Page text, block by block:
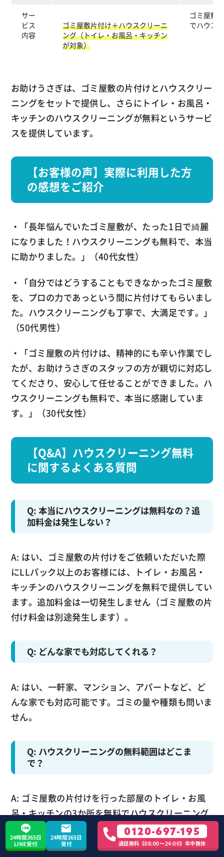
サー
ビス
内容
ゴミ屋敷片付け＋ハウスクリーニ
ング（トイレ・お風呂・キッチン
が対象）
ゴミ屋敷
でハウス
お助けうさぎは、ゴミ屋敷の片付けとハウスクリー
ニングをセットで提供し、さらにトイレ・お風呂・
キッチンのハウスクリーニングが無料というサービ
スを提供しています。
【お客様の声】実際に利用した方
の感想をご紹介
・「長年悩んでいたゴミ屋敷が、たった1日で綺麗
になりました！ハウスクリーニングも無料で、本当
に助かりました。」（40代女性）
・「自分ではどうすることもできなかったゴミ屋敷
を、プロの力であっという間に片付けてもらいまし
た。ハウスクリーニングも丁寧で、大満足です。」
（50代男性）
・「ゴミ屋敷の片付けは、精神的にも辛い作業でし
たが、お助けうさぎのスタッフの方が親切に対応し
てくださり、安心して任せることができました。ハ
ウスクリーニングも無料で、本当に感謝していま
す。」（30代女性）
【Q&A】ハウスクリーニング無料
に関するよくある質問
Q: 本当にハウスクリーニングは無料なの？追
加料金は発生しない？
A: はい、ゴミ屋敷の片付けをご依頼いただいた際
にLLパック以上のお客様には、トイレ・お風呂・
キッチンのハウスクリーニングを無料で提供してい
ます。追加料金は一切発生しません（ゴミ屋敷の片
付け料金は別途発生します）。
Q: どんな家でも対応してくれる？
A: はい、一軒家、マンション、アパートなど、ど
んな家でも対応可能です。ゴミの量や種類も問いま
せん。
Q: ハウスクリーニングの無料範囲はどこま
で？
A: ゴミ屋敷の片付けを行った部屋のトイレ・お風
呂・キッチンの3か所を無料でハウスクリーニング
いたします。これら3か所以外の、床、壁、天井、
窓、ベランダなども特別価格にて対応可能です。詳
24時間365日
LINE受付
24時間365日
受付
0120-697-195
通話無料《08:00〜24:00》年中無休